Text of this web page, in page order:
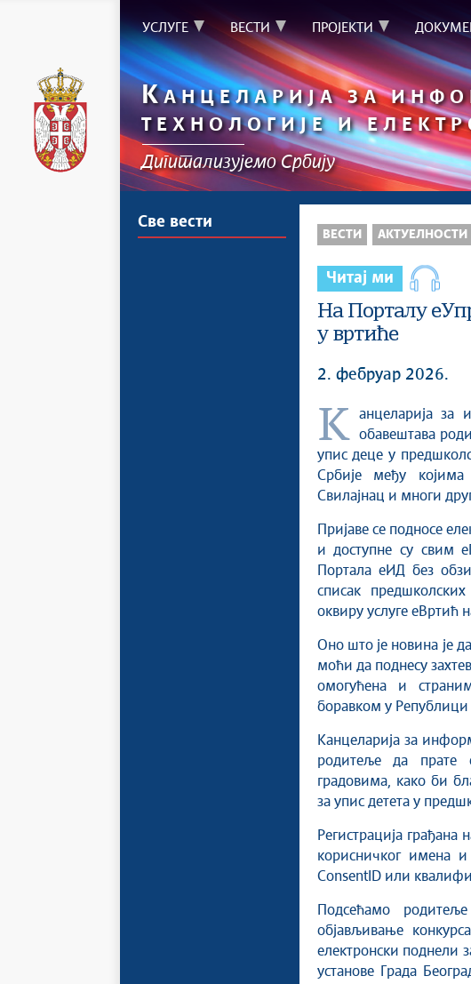
УСЛУГЕ ВЕСТИ ПРОЈЕКТИ
КАНЦЕЛАРИЈА ЗА
ТЕХНОЛОГИЈЕ И
Дигитализујемо Србију
Све вести
ВЕСТИ АКТУЕЛНОСТИ
Читај ми
На Порталу
у вртиће
2. фебруар 2026.
Канцеларија за информационе технологије и електронску управу
обавештава
упис деце у
Србије међу
Свилајнац и многи
Пријаве се подносе
и доступне су свим
Портала еИД без
списак
оквиру услуге еВртић
Оно што је новина је
моћи да поднесу
омогућена и
боравком у Републици
Канцеларија за
родитеље да прате
градовима, како би
за упис детета у
Регистрација
корисничког имена
ConsentID или
Подсећамо
објављивање
електронски поднели
установе Града